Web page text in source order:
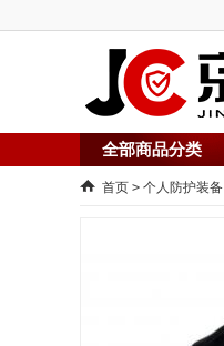
全部商品分类
首页 > 个人防护装备